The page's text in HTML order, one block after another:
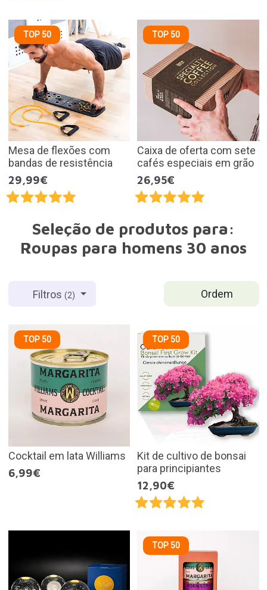
TOP 50
Mesa de flexões com
bandas de resistência
29,99€
TOP 50
Caixa de oferta com sete
cafés especiais em grão
26,95€
Seleção de produtos para:
Roupas para homens 30 anos
Ordem
Filtros(2)
TOP 50
Cocktail em lata Williams
6,99€
TOP 50
Kit de cultivo de bonsai
para principiantes
12,90€
TOP 50